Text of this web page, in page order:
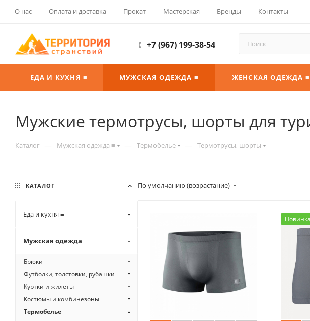
О нас Оплата и доставка Прокат Мастерская Бренды Контакты
+7 (967) 199-38-54
ЕДА И КУХНЯ ≡ МУЖСКАЯ ОДЕЖДА ≡ ЖЕНСКАЯ ОДЕЖДА ≡
Мужские термотрусы, шорты для
Каталог — Мужская одежда ≡ — Термобелье — Термотрусы, шорты
По умолчанию (возрастание)
Новинка
КАТАЛОГ
Еда и кухня ≡
Мужская одежда ≡
Брюки
Футболки, толстовки, рубашки
Куртки и жилеты
Костюмы и комбинезоны
Термобелье